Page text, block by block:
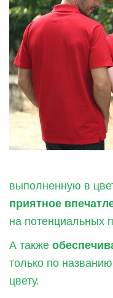
выполненную в
приятное
на потенциальных
А также
только по
цвету.